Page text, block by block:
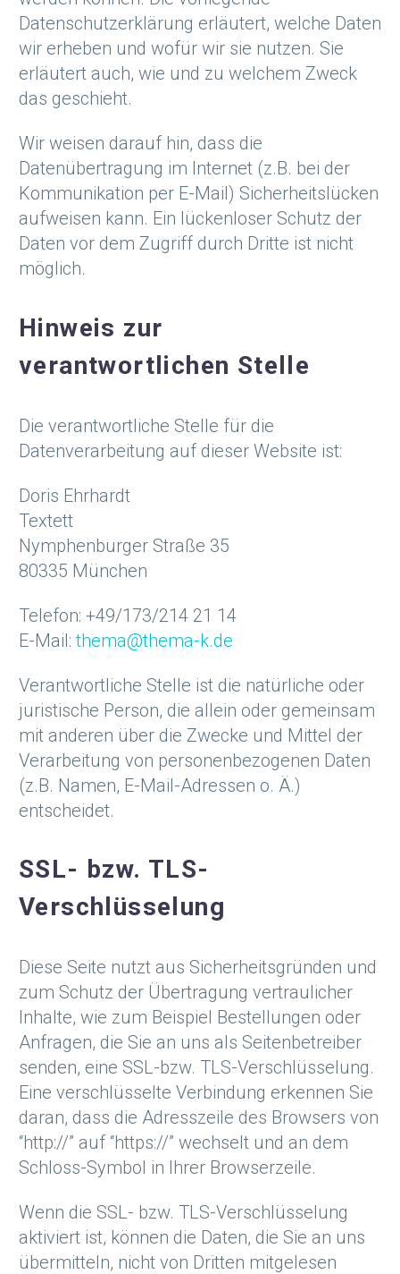
Datenschutzerklärung erläutert, welche Daten
wir erheben und wofür wir sie nutzen. Sie
erläutert auch, wie und zu welchem Zweck
das geschieht.
Wir weisen darauf hin, dass die
Datenübertragung im Internet (z.B. bei der
Kommunikation per E-Mail) Sicherheitslücken
aufweisen kann. Ein lückenloser Schutz der
Daten vor dem Zugriff durch Dritte ist nicht
möglich.
Hinweis zur
verantwortlichen Stelle
Die verantwortliche Stelle für die
Datenverarbeitung auf dieser Website ist:
Doris Ehrhardt
Textett
Nymphenburger Straße 35
80335 München
Telefon: +49/173/214 21 14
E-Mail:thema@thema-k.de
Verantwortliche Stelle ist die natürliche oder
juristische Person, die allein oder gemeinsam
mit anderen über die Zwecke und Mittel der
Verarbeitung von personenbezogenen Daten
(z.B. Namen, E-Mail-Adressen o. Ä.)
entscheidet.
SSL- bzw. TLS-
Verschlüsselung
Diese Seite nutzt aus Sicherheitsgründen und
zum Schutz der Übertragung vertraulicher
Inhalte, wie zum Beispiel Bestellungen oder
Anfragen, die Sie an uns als Seitenbetreiber
senden, eine SSL-bzw. TLS-Verschlüsselung.
Eine verschlüsselte Verbindung erkennen Sie
daran, dass die Adresszeile des Browsers von
“http://” auf “https://” wechselt und an dem
Schloss-Symbol in Ihrer Browserzeile.
Wenn die SSL- bzw. TLS-Verschlüsselung
aktiviert ist, können die Daten, die Sie an uns
übermitteln, nicht von Dritten mitgelesen